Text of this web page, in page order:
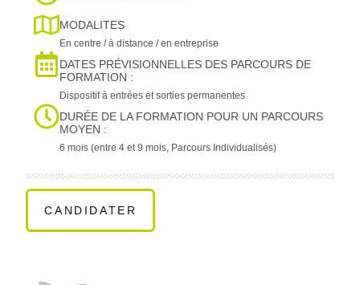
MODALITES
En centre / à distance / en entreprise
DATES PRÉVISIONNELLES DES PARCOURS DE
FORMATION :
Dispositif à entrées et sorties permanentes
DURÉE DE LA FORMATION POUR UN PARCOURS
MOYEN :
6 mois (entre 4 et 9 mois, Parcours Individualisés)
CANDIDATER